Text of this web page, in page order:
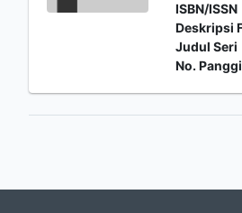
ISBN/ISSN
Deskripsi
Judul Seri
No.